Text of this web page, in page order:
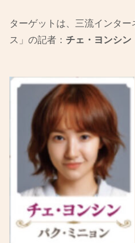
ターゲットは、三流インタ
ス」の記者： チェ・ヨンシン